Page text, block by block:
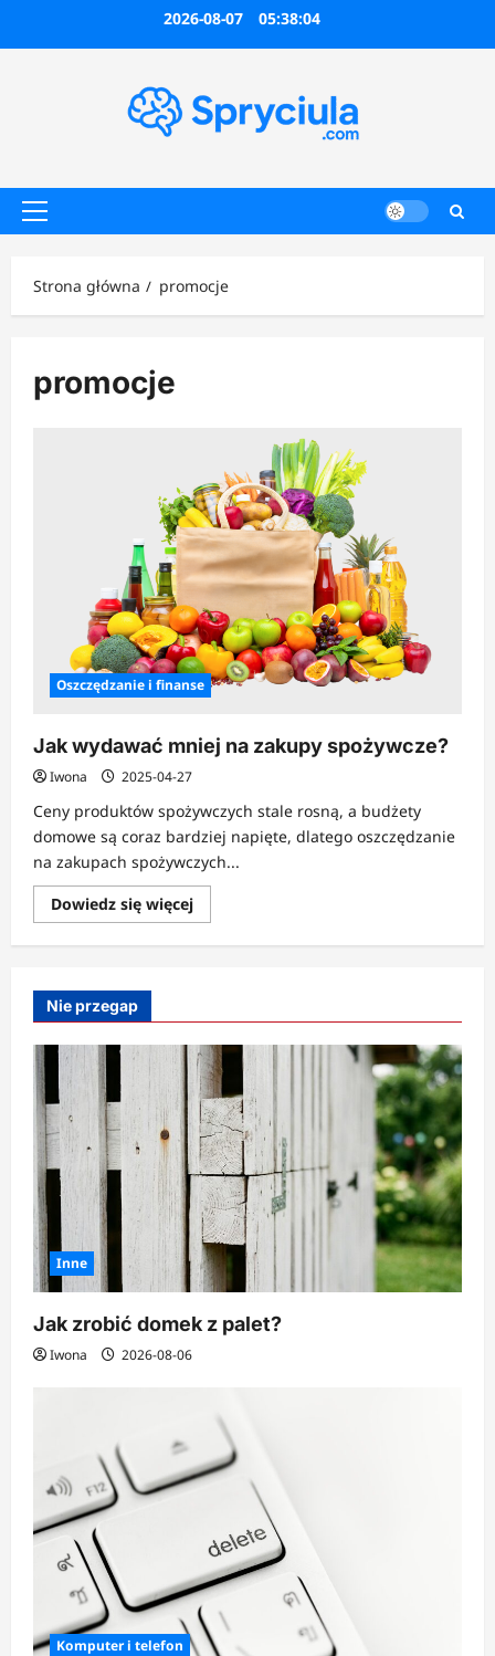
2026-08-07 05:38:04
Menu
Strona główna
promocje
promocje
Oszczędzanie i finanse
Jak wydawać mniej na zakupy spożywcze?
Iwona 2025-04-27
Ceny produktów spożywczych stale rosną, a budżety
domowe są coraz bardziej napięte, dlatego oszczędzanie
na zakupach spożywczych...
Dowiedz się więcejDowiedz
się
o
zakupy
spożywcze?
Nie przegap
Inne
Jak zrobić domek z palet?
Iwona 2026-08-06
Komputer i telefon